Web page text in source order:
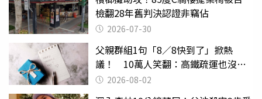
檢翻28年舊判決認證非竊佔
2026-07-30
父親群組1句「8／8快到了」掀熱
議！ 10萬人笑翻：高鐵疏運也沒列
父親節
2026-08-02